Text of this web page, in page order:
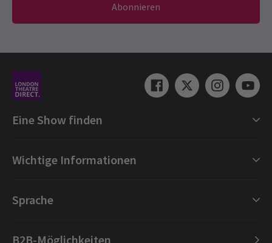
Abonnieren
Eine Show finden
London Musicals
London Tanz
Wichtige Informationen
Buchungsschutz
Sprache
B2B-Möglichkeiten